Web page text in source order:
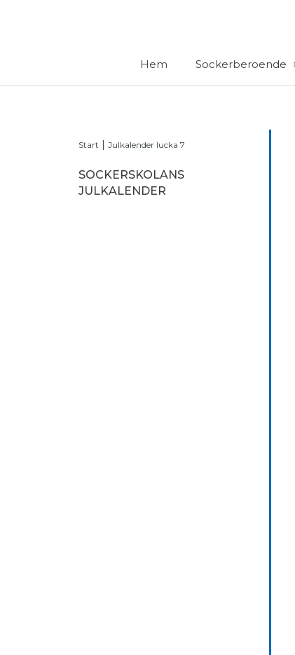
Hem
Sockerberoende
Start | Julkalender lucka 7
SOCKERSKOLANS
JULKALENDER